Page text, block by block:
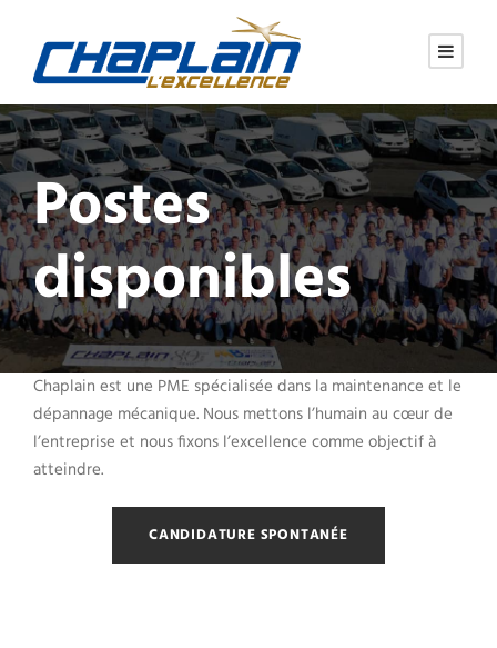
Postes
disponibles
Chaplain est une PME spécialisée dans la maintenance et le
dépannage mécanique. Nous mettons l’humain au cœur de
l’entreprise et nous fixons l’excellence comme objectif à
atteindre.